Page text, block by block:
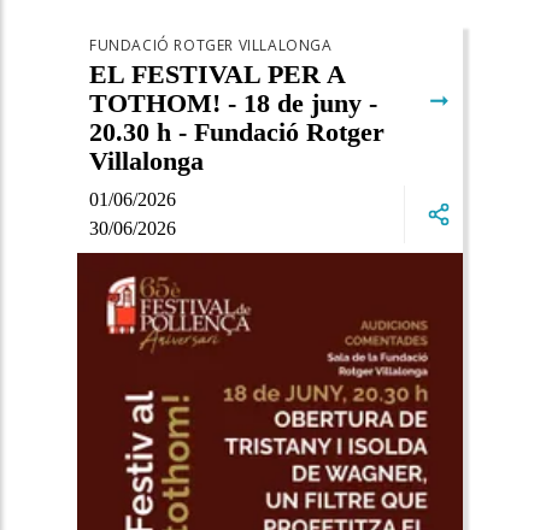
01/06/2026
30/06/2026
FUNDACIÓ ROTGER VILLALONGA
EL FESTIVAL PER A
TOTHOM! - 18 de juny -
20.30 h - Fundació Rotger
Villalonga
➞